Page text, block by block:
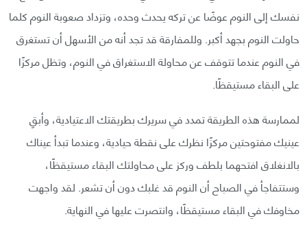
نفسك إلى النوم عوضًا عن تركه يحدث وحده، وتزداد صعوبة النوم كلما
حاولت النوم بجهد أكبر. وللمفارقة قد تجد أنه من الأسهل أن تستغرق
في النوم عندما تتوقف عن محاولة الاستغراق في النوم، وتظل مركزًا
على البقاء مستيقظًا.
لممارسة هذه الطريقة تمدد في سريرك بطريقتك الاعتيادية، وأبقِ
عينيك مفتوحتين مركزًا نظرك على نقطة حيادية، وعندما تبدأ عيناك
بالانغلاق افتحهما بلطف وركز على محاولتك البقاء مستيقظًا،
وستتفاجأ في الصباح أن النوم قد غلبك دون أن تشعر. لقد واجهت
مخاوفك في البقاء مستيقظًا، وانتصرت عليها في النهاية.